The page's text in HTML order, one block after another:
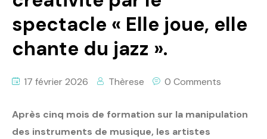
spectacle « Elle joue, elle
chante du jazz ».
17 février 2026 Thèrese 0 Comments
Après cinq mois de formation sur la manipulation
des instruments de musique, les artistes